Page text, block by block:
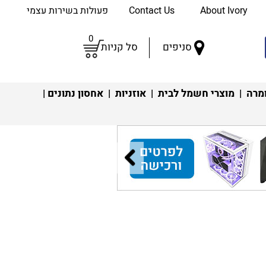
About Ivory פעולות בשירות עצמי
סניפים סל קניות
0
| מוצרי חשמל לבית | אוזניות | אחסון נתונים |